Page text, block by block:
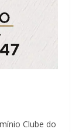
Clube do